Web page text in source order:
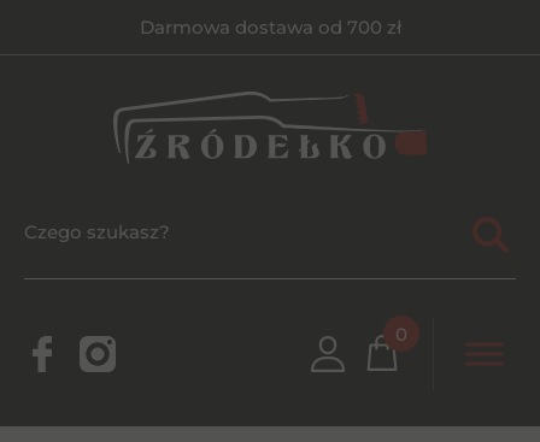
Darmowa dostawa od 700 zł
0